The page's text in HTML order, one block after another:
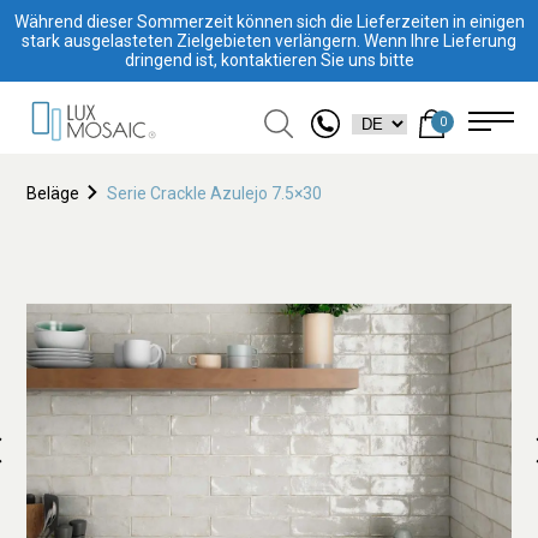
Während dieser Sommerzeit können sich die Lieferzeiten in einigen
stark ausgelasteten Zielgebieten verlängern. Wenn Ihre Lieferung
dringend ist, kontaktieren Sie uns bitte
0
Beläge Serie Crackle Azulejo 7.5×30